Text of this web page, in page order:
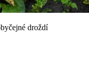
droždí